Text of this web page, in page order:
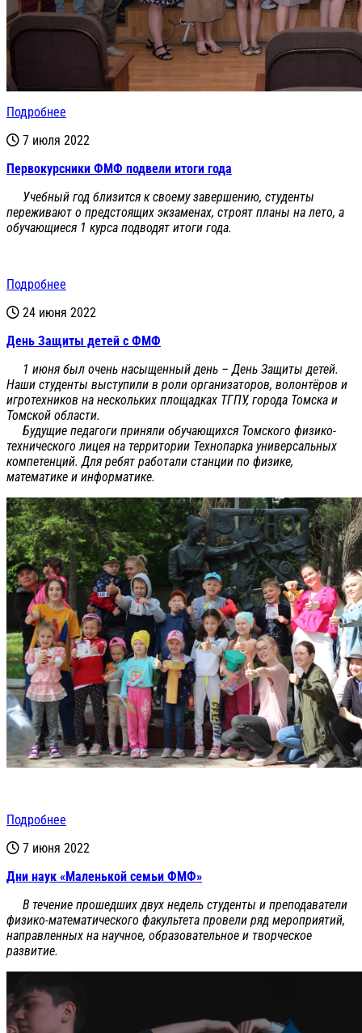
Подробнее
7 июля 2022
Первокурсники ФМФ подвели итоги года
Учебный год близится к своему завершению, студенты
переживают о предстоящих экзаменах, строят планы на лето, а
обучающиеся 1 курса подводят итоги года.
Подробнее
24 июня 2022
День Защиты детей с ФМФ
1 июня был очень насыщенный день – День Защиты детей.
Наши студенты выступили в роли организаторов, волонтёров и
игротехников на нескольких площадках ТГПУ, города Томска и
Томской области.
Будущие педагоги приняли обучающихся Томского физико-
технического лицея на территории Технопарка универсальных
компетенций. Для ребят работали станции по физике,
математике и информатике.
Подробнее
7 июня 2022
Дни наук «Маленькой семьи ФМФ»
В течение прошедших двух недель студенты и преподаватели
физико-математического факультета провели ряд мероприятий,
направленных на научное, образовательное и творческое
развитие.